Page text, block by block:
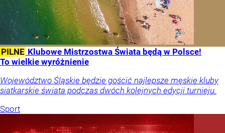
PILNE Klubowe Mistrzostwa Świata będą w Polsce!
To wielkie wyróżnienie
Województwo Śląskie będzie gościć najlepsze męskie kluby
siatkarskie świata podczas dwóch kolejnych edycji turnieju.
Sport